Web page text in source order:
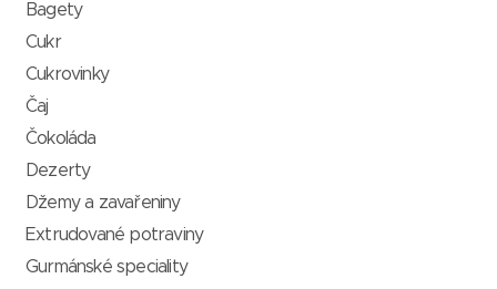
Bagety
Cukr
Cukrovinky
Čaj
Čokoláda
Dezerty
Džemy a zavařeniny
Extrudované potraviny
Gurmánské speciality